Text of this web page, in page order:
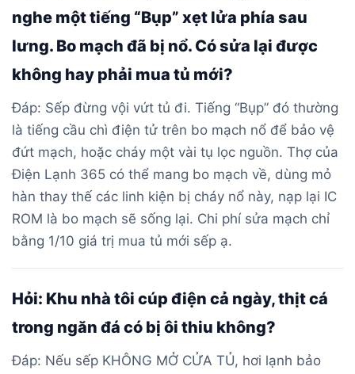
nghe một tiếng “Bụp” xẹt lửa phía sau
lưng. Bo mạch đã bị nổ. Có sửa lại được
không hay phải mua tủ mới?
Đáp: Sếp đừng vội vứt tủ đi. Tiếng “Bụp” đó thường
là tiếng cầu chì điện tử trên bo mạch nổ để bảo vệ
đứt mạch, hoặc cháy một vài tụ lọc nguồn. Thợ của
Điện Lạnh 365 có thể mang bo mạch về, dùng mỏ
hàn thay thế các linh kiện bị cháy nổ này, nạp lại IC
ROM là bo mạch sẽ sống lại. Chi phí sửa mạch chỉ
bằng 1/10 giá trị mua tủ mới sếp ạ.
Hỏi: Khu nhà tôi cúp điện cả ngày, thịt cá
trong ngăn đá có bị ôi thiu không?
Đáp: Nếu sếp KHÔNG MỞ CỬA TỦ, hơi lạnh bảo